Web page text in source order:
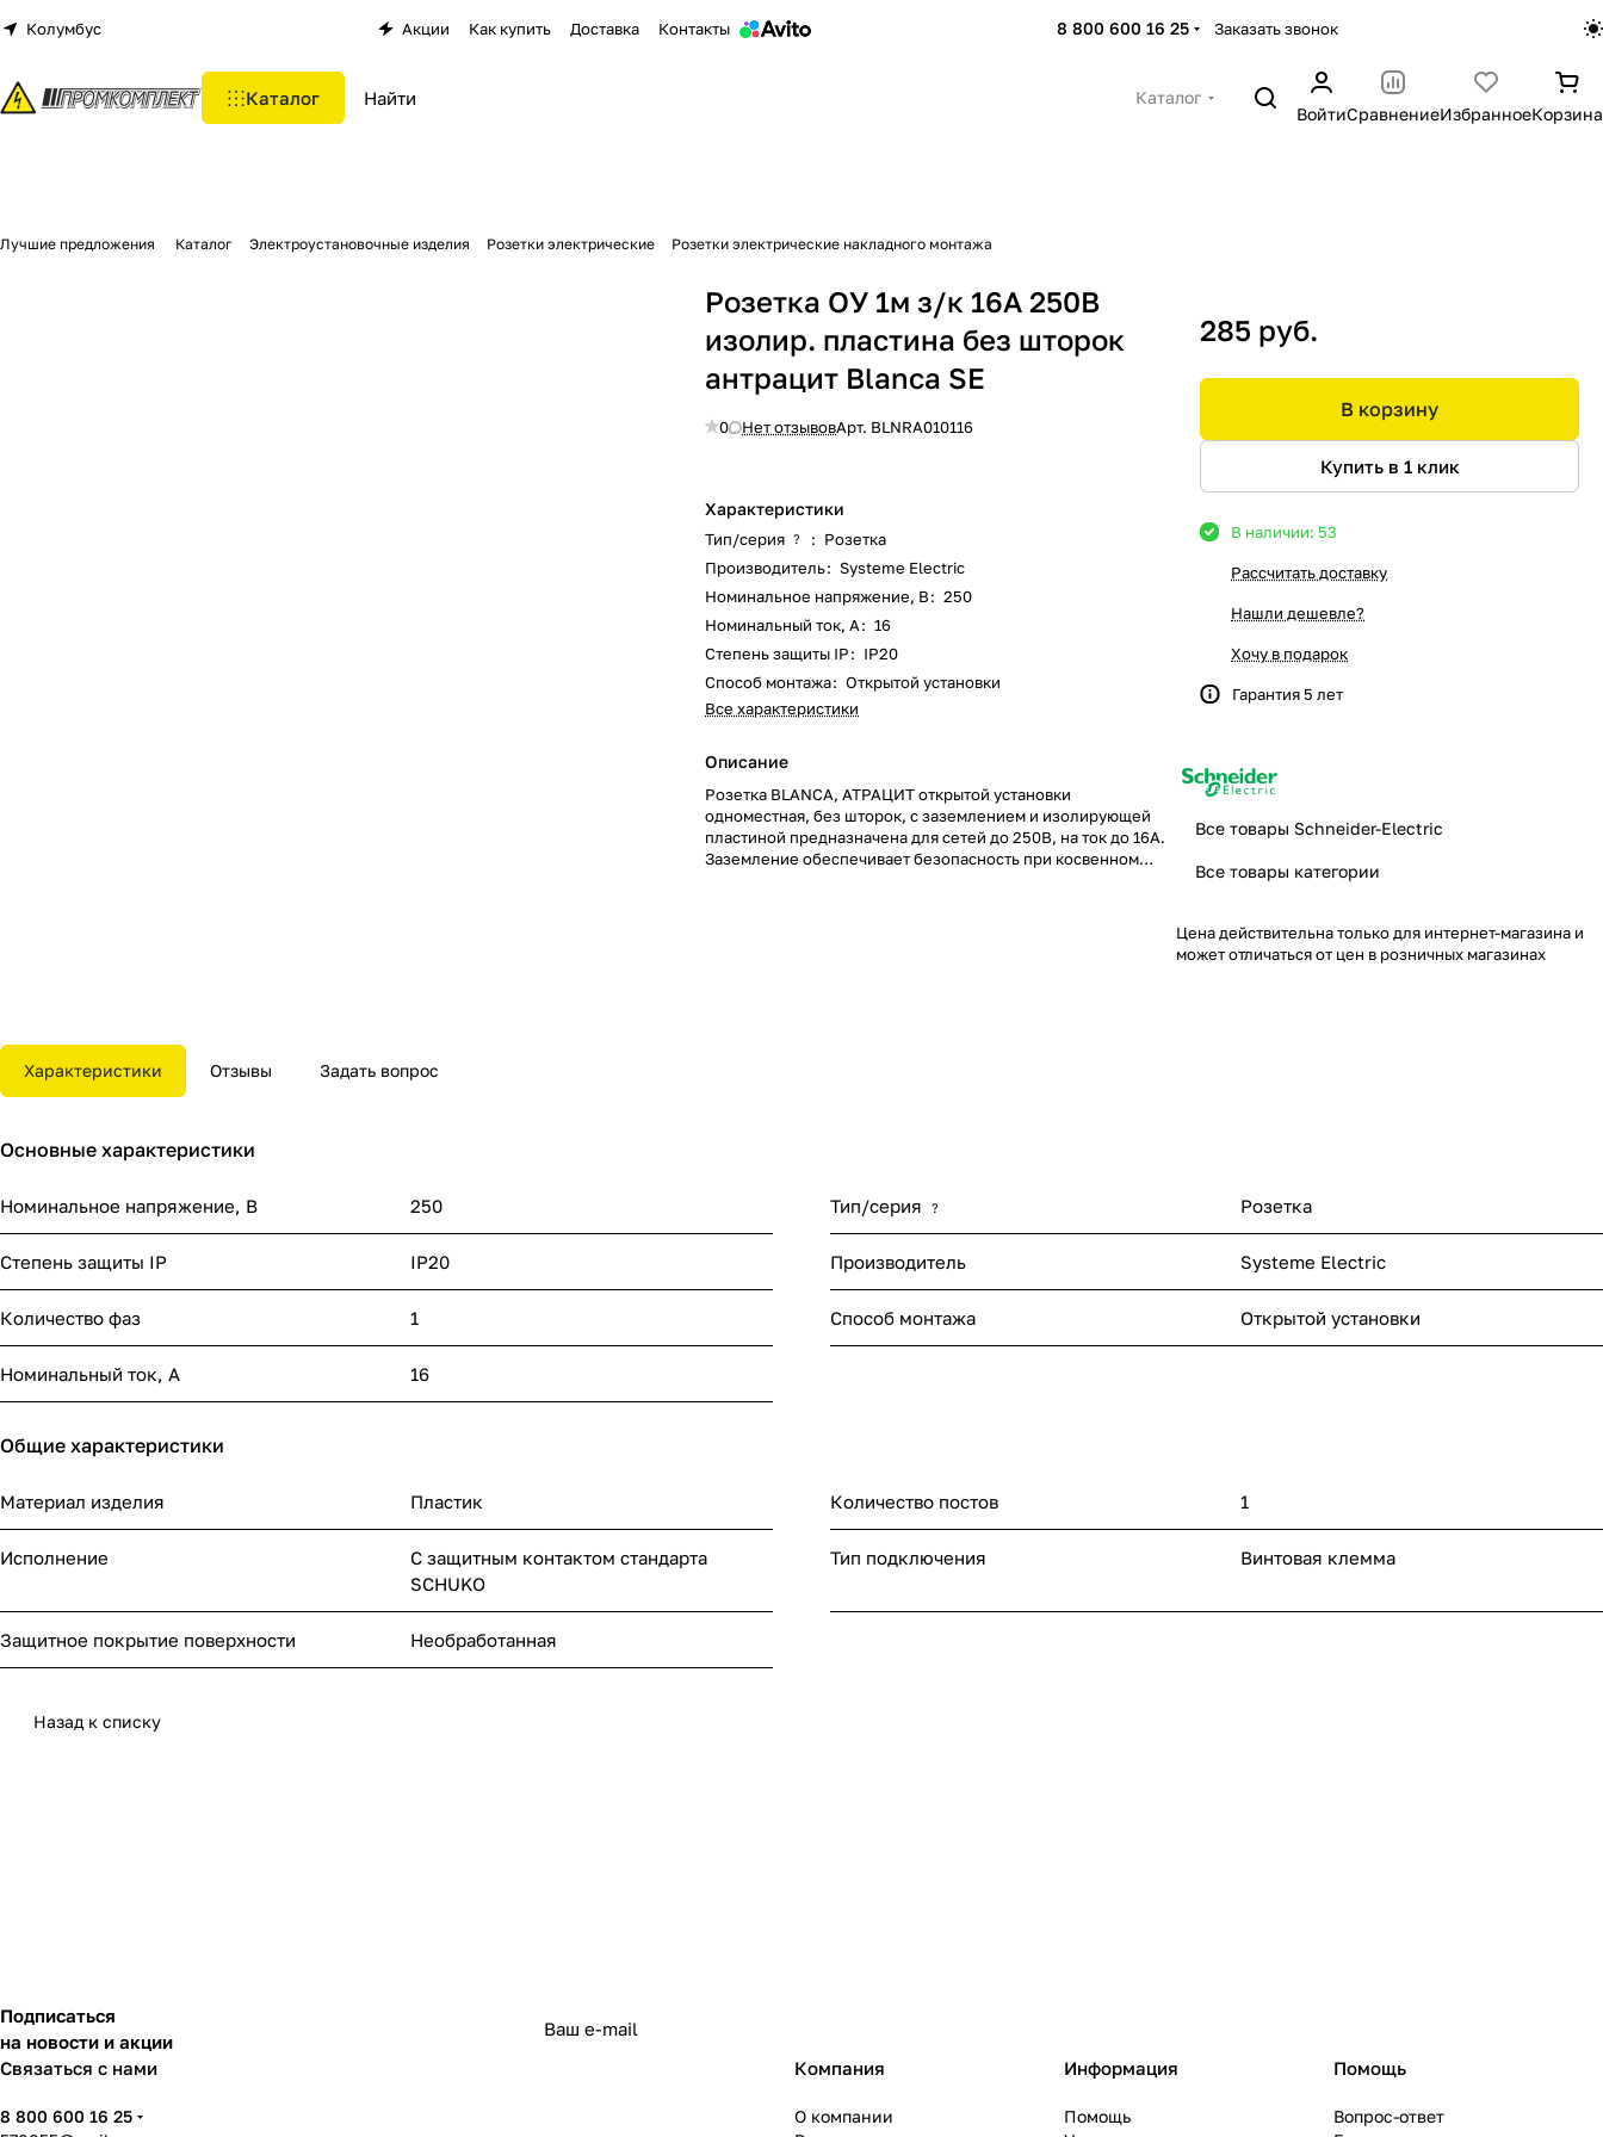
Колумбус Акции Как купить Доставка Контакты 8 800 600 16 25 Заказать звонок
Каталог
Каталог
ВойтиСравнениеИзбранноеКорзина
Лучшие предложения Каталог Электроустановочные изделия Розетки электрические Розетки электрические накладного монтажа
Розетка ОУ 1м з/к 16А 250В
изолир. пластина без шторок
антрацит Blanca SE
0 Нет отзывовАрт. BLNRA010116
Характеристики
Тип/серия ? : Розетка
Производитель: Systeme Electric
Номинальное напряжение, В: 250
Номинальный ток, А: 16
Степень защиты IP: IP20
Способ монтажа: Открытой установки
Все характеристики
Описание
Розетка BLANCA, АТРАЦИТ открытой установки
одноместная, без шторок, с заземлением и изолирующей
пластиной предназначена для сетей до 250В, на ток до 16А.
Заземление обеспечивает безопасность при косвенном
285 руб.
В корзину
Купить в 1 клик
В наличии: 53
Рассчитать доставку
Нашли дешевле?
Хочу в подарок
Гарантия 5 лет
Все товары Schneider-Electric
Все товары категории
Цена действительна только для интернет-магазина и
может отличаться от цен в розничных магазинах
Характеристики Отзывы Задать вопрос
Основные характеристики
Номинальное напряжение, В 250 Тип/серия ? Розетка
Степень защиты IP IP20 Производитель Systeme Electric
Количество фаз 1 Способ монтажа Открытой установки
Номинальный ток, А 16
Общие характеристики
Материал изделия Пластик Количество постов 1
Исполнение
С защитным контактом стандарта
SCHUKO
Тип подключения Винтовая клемма
Защитное покрытие поверхности Необработанная
Назад к списку
Подписаться
на новости и акции
Связаться с нами
8 800 600 16 25
Компания
О компании
Информация
Помощь
Помощь
Вопрос-ответ